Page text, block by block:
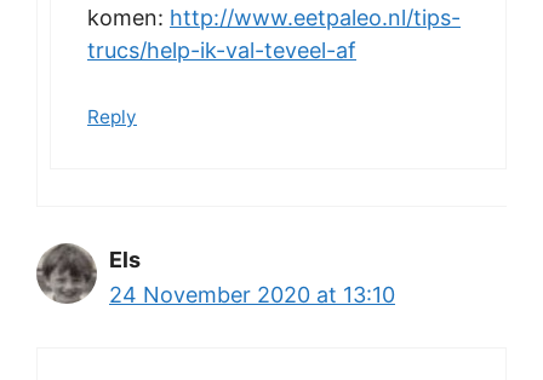
komen: http://www.eetpaleo.nl/tips-
trucs/help-ik-val-teveel-af
Reply
Els
24 November 2020 at 13:10